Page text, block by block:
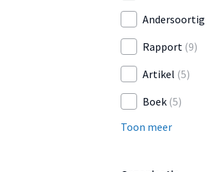
Rapport (9)
Artikel (5)
Boek (5)
Toon meer